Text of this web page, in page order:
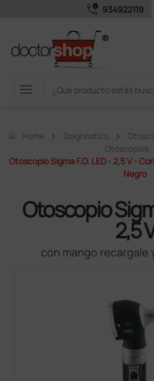
call_quality 934922119
menu
home Home Diagnóstico
Otoscopios
Otoscopio Sigma F.O. LED - 2,5 V -
Negro
Otoscopio
2,5
con mango recargale